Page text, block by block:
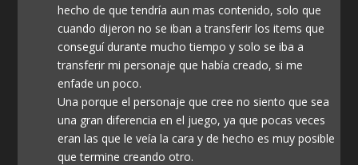
hecho de que tendría aun mas contenido, solo que
cuando dijeron no se iban a transferir los items que
conseguí durante mucho tiempo y solo se iba a
transferir mi personaje que había creado, si me
enfade un poco.
Una porque el personaje que cree no siento que sea
una gran diferencia en el juego, ya que pocas veces
eran las que le veía la cara y de hecho es muy posible
que termine creando otro.